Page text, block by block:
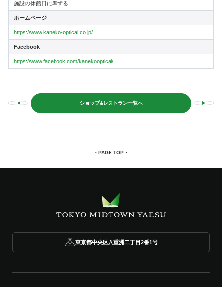
施設の休館日に準ずる
ホームページ
https://www.kaneko-optical.co.jp/
Facebook
https://www.facebook.com/kanekooptical/
ショップ&レストラン一覧へ
・PAGE TOP・
東京都中央区八重洲二丁目2番1号